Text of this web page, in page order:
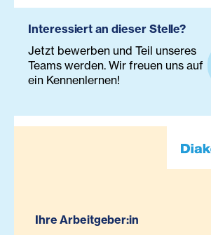
Interessiert an dieser Stelle?
Jetzt bewerben und Teil unseres
Teams werden. Wir freuen uns auf
ein Kennenlernen!
Ihre Arbeitgeber:in